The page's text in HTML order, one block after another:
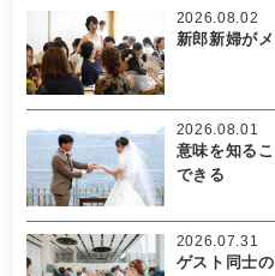
新郎新婦が
2026.08.02
意味を知る
できる
2026.08.01
ゲスト同士
2026.07.31